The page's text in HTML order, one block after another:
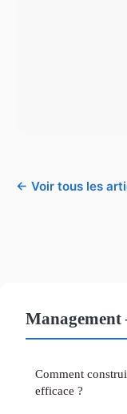
← Voir tous les
Comment
efficace ?